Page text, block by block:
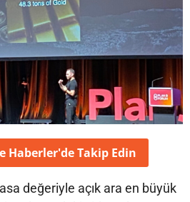
Haberler'deTakip Edin
değeriyle açık ara en büyük